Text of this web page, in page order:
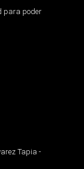
para poder
Tapia -